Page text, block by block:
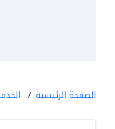
الصفحة الرئيسية